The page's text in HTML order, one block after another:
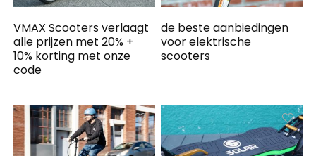
VMAX Scooters verlaagt
alle prijzen met 20% +
10% korting met onze
code
de beste aanbiedingen
voor elektrische
scooters